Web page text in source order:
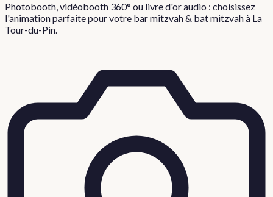
Photobooth, vidéobooth 360° ou livre d'or audio : choisissez
l'animation parfaite pour votre bar mitzvah & bat mitzvahà La
Tour-du-Pin.